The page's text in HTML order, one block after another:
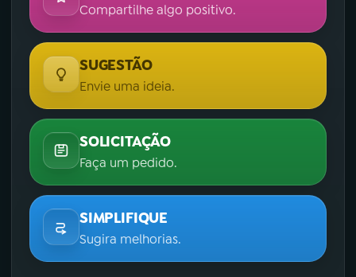
Compartilhe algo positivo.
SUGESTÃO
Envie uma ideia.
SOLICITAÇÃO
Faça um pedido.
SIMPLIFIQUE
Sugira melhorias.